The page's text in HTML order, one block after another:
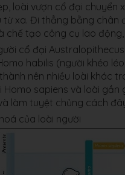
loài vượn cổ đại
từ xa. Đi thẳng bằng
chế tạo công cụ lao động,
cổ đại
habilis (người khéo
nên nhiều loài khác
Homo sapiens và loài
làm tuyệt chủng cách
của loài người